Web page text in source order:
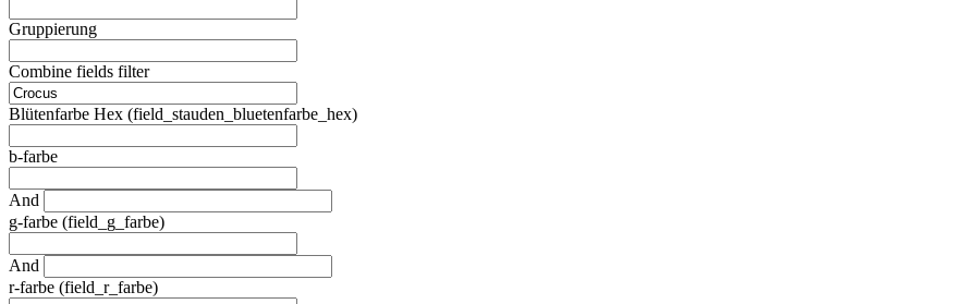
Gruppierung
Combine fields filter
Blütenfarbe Hex (field_stauden_bluetenfarbe_hex)
b-farbe
And
g-farbe (field_g_farbe)
And
r-farbe (field_r_farbe)